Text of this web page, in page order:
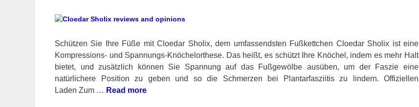
Schützen Sie Ihre Füße mit Cloedar Sholix, dem umfassendsten Fußkettchen Cloedar Sholix ist eine
Kompressions- und Spannungs-Knöchelorthese. Das heißt, es schützt Ihre Knöchel, indem es mehr Halt
bietet, und zusätzlich können Sie Spannung auf das Fußgewölbe ausüben, um der Faszie eine
natürlichere Position zu geben und so die Schmerzen bei Plantarfasziitis zu lindern. Offiziellen
Laden Zum … Read more